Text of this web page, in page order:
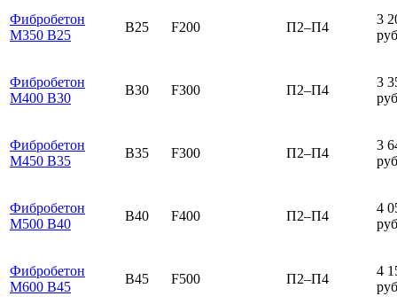
Фибробетон
М350 В25
B25 F200 П2–П4
3
Фибробетон
М400 В30
B30 F300 П2–П4
3
Фибробетон
М450 В35
B35 F300 П2–П4
3
Фибробетон
М500 В40
B40 F400 П2–П4
4
Фибробетон
М600 В45
B45 F500 П2–П4
4